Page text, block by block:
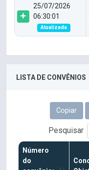
25/07/2026
06:30:01
Atualizada
LISTA DE CONVÊNIOS
Copiar
Pesquisar
Número
do